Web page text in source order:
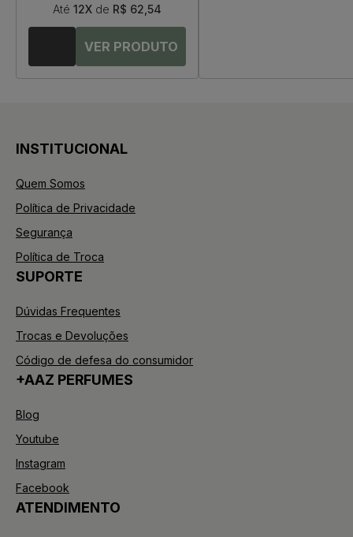
Até 12X de R$ 62,54
INSTITUCIONAL
Quem Somos
Política de Privacidade
Segurança
Política de Troca
SUPORTE
Dúvidas Frequentes
Trocas e Devoluções
Código de defesa do consumidor
+AAZ PERFUMES
Blog
Youtube
Instagram
Facebook
ATENDIMENTO